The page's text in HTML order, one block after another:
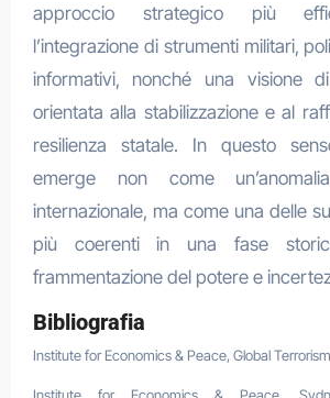
approccio strategico più
l’integrazione di strumenti militari,
informativi, nonché una visione
orientata alla stabilizzazione e al
resilienza statale. In questo
emerge non come
internazionale, ma come una delle
più coerenti in una fase
frammentazione del potere e
Bibliografia
Institute for Economics & Peace, Global